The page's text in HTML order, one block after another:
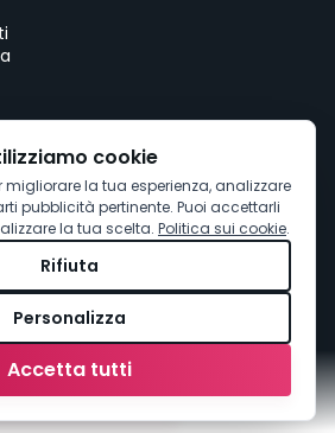
biglietti
cookie
migliorare la tua esperienza, analizzare
pubblicità pertinente. Puoi accettarli
la tua scelta. Politica sui cookie.
Rifiuta
Personalizza
Accetta tutti